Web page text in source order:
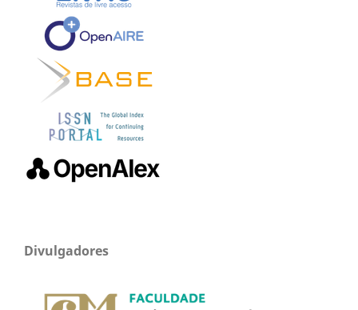
Divulgadores